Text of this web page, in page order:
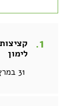
לימון
31 במרץ 2021